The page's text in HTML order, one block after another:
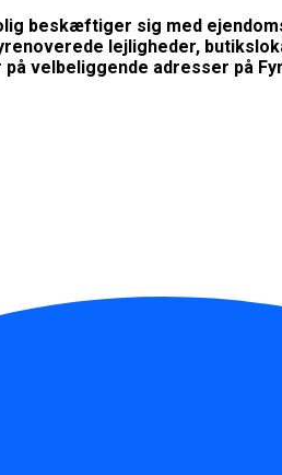
beskæftiger sig med
lejligheder,
velbeliggende adresser på